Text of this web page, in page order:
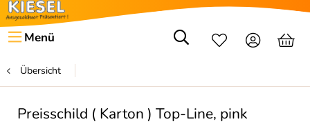
Menü
Übersicht
Preisschild ( Karton ) Top-Line, pink